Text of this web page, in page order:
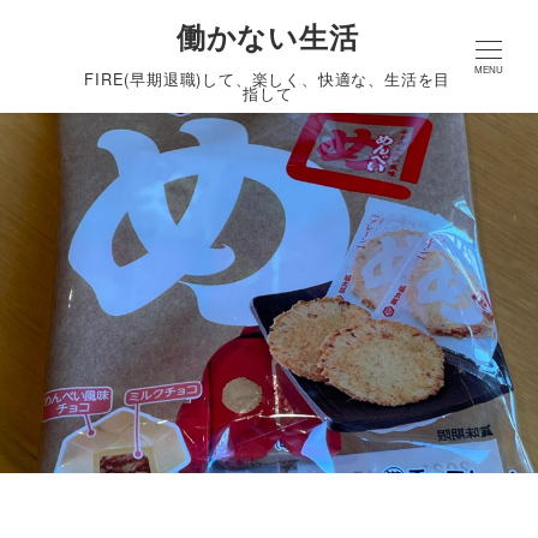
働かない生活
FIRE(早期退職)して、楽しく、快適な、生活を目
指して
MENU